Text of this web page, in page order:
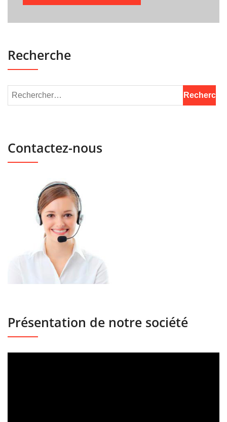
Recherche
Contactez-nous
Présentation de notre société